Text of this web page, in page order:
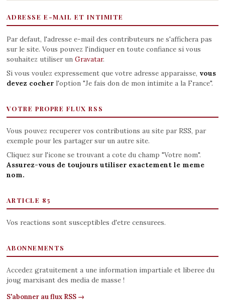
ADRESSE E-MAIL ET INTIMITE
Par defaut, l'adresse e-mail des contributeurs ne s'affichera pas
sur le site. Vous pouvez l'indiquer en toute confiance si vous
souhaitez utiliser un Gravatar.
Si vous voulez expressement que votre adresse apparaisse, vous
devez cocherl'option "Je fais don de mon intimite a la France".
VOTRE PROPRE FLUX RSS
Vous pouvez recuperer vos contributions au site par RSS, par
exemple pour les partager sur un autre site.
Cliquez sur l'icone se trouvant a cote du champ "Votre nom".
Assurez-vous de toujours utiliser exactement le meme
nom.
ARTICLE 85
Vos reactions sont susceptibles d'etre censurees.
ABONNEMENTS
Accedez gratuitement a une information impartiale et liberee du
joug marxisant des media de masse !
S'abonner au flux RSS →